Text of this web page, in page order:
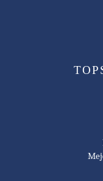
GEEKS d'OURO
/2024 Årets Spill Best
Hungarian Board